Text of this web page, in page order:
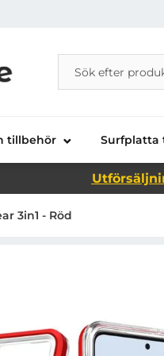
Telecom AB
Sök
Sök på Danira
tillbehör Surfplatta
3in1 - Röd